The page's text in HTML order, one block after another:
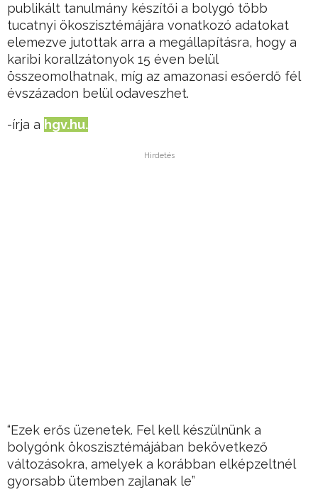
publikált tanulmány készítői a bolygó több
tucatnyi ökoszisztémájára vonatkozó adatokat
elemezve jutottak arra a megállapításra, hogy a
karibi korallzátonyok 15 éven belül
összeomolhatnak, míg az amazonasi esőerdő fél
évszázadon belül odaveszhet.
-írja a hgv.hu.
Hirdetés
“Ezek erős üzenetek. Fel kell készülnünk a
bolygónk ökoszisztémájában bekövetkező
változásokra, amelyek a korábban elképzeltnél
gyorsabb ütemben zajlanak le”